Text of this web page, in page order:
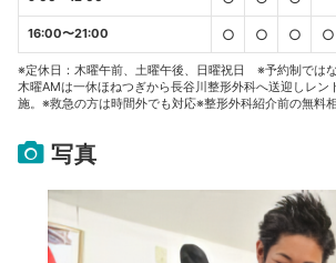
16:00〜21:00 ○ ○ ○ ○
※定休日：木曜午前、土曜午後、日曜祝日 ※予約制で
木曜AMは一休ほねつぎから長谷川整形外科へ送迎しレン
施。※救急の方は時間外でも対応※整形外科紹介前の無料
写真